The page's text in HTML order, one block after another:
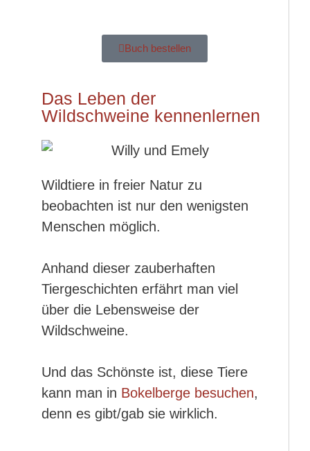
Buch bestellen
Das Leben der
Wildschweine kennenlernen
Wildtiere in freier Natur zu
beobachten ist nur den wenigsten
Menschen möglich.
Anhand dieser zauberhaften
Tiergeschichten erfährt man viel
über die Lebensweise der
Wildschweine.
Und das Schönste ist, diese Tiere
kann man in Bokelberge besuchen,
denn es gibt/gab sie wirklich.